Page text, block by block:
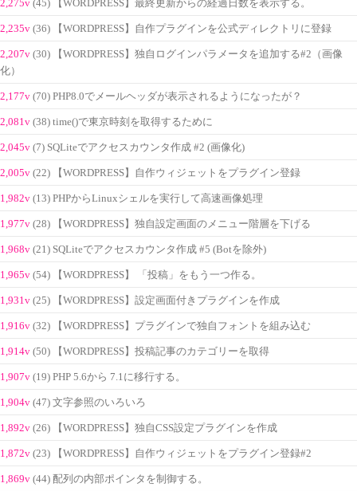
2,275v (45) 【WORDPRESS】最終更新からの経過日数を表示する。
2,235v (36) 【WORDPRESS】自作プラグインを公式ディレクトリに登録
2,207v (30) 【WORDPRESS】独自ログインパラメータを追加する#2（画像
化）
2,177v (70) PHP8.0でメールヘッダが表示されるようになったが？
2,081v (38) time()で東京時刻を取得するために
2,045v (7) SQLiteでアクセスカウンタ作成 #2 (画像化)
2,005v (22) 【WORDPRESS】自作ウィジェットをプラグイン登録
1,982v (13) PHPからLinuxシェルを実行して高速画像処理
1,977v (28) 【WORDPRESS】独自設定画面のメニュー階層を下げる
1,968v (21) SQLiteでアクセスカウンタ作成 #5 (Botを除外)
1,965v (54) 【WORDPRESS】 「投稿」をもう一つ作る。
1,931v (25) 【WORDPRESS】設定画面付きプラグインを作成
1,916v (32) 【WORDPRESS】プラグインで独自フォントを組み込む
1,914v (50) 【WORDPRESS】投稿記事のカテゴリーを取得
1,907v (19) PHP 5.6から 7.1に移行する。
1,904v (47) 文字参照のいろいろ
1,892v (26) 【WORDPRESS】独自CSS設定プラグインを作成
1,872v (23) 【WORDPRESS】自作ウィジェットをプラグイン登録#2
1,869v (44) 配列の内部ポインタを制御する。